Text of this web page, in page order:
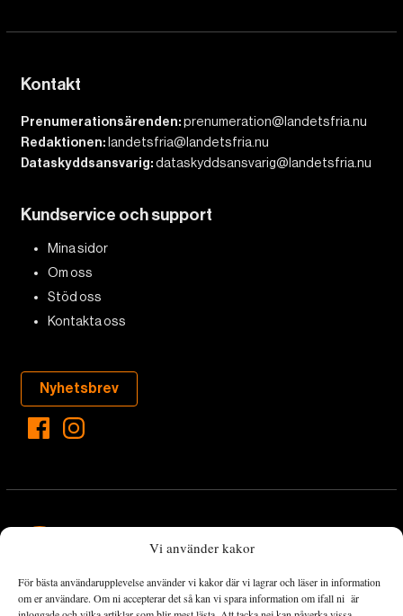
Vi använder kakor
För bästa användarupplevelse använder vi kakor där vi lagrar och läser in information
om er användare. Om ni accepterar det så kan vi spara information om ifall ni är
Kontakt
Prenumerationsärenden:prenumeration@landetsfria.nu
Redaktionen:landetsfria@landetsfria.nu
Dataskyddsansvarig:dataskyddsansvarig@landetsfria.nu
Kundservice och support
Mina sidor
Om oss
Stöd oss
Kontakta oss
Nyhetsbrev
Landets Fria Tidning är en nyhetstidning med bred bevakning av
det viktigaste som händer lokalt och globalt och med fokus på